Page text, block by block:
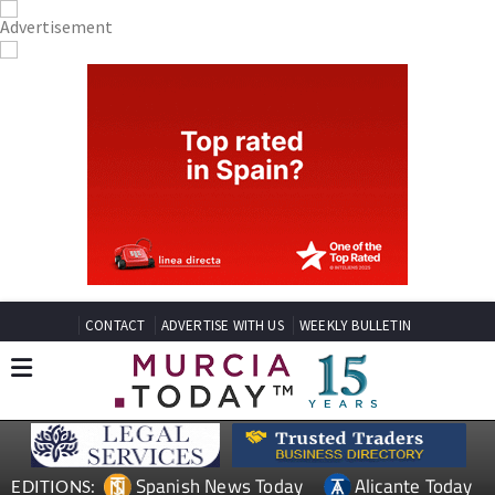
CONTACT ADVERTISE WITH US WEEKLY BULLETIN
EDITIONS: Spanish News Today Alicante Today